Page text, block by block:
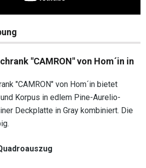
"CAMRON" von Hom´in in
"CAMRON" von Hom´in bietet
Korpus in edlem Pine-Aurelio-
Deckplatte in Gray kombiniert. Die